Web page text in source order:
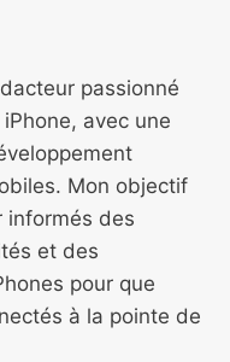
passionné
avec une
Mon objectif
informés des
et des
pour que
à la pointe de